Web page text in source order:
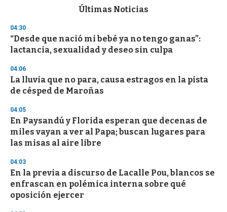
d
s
o
f
3
s
e
c
n
d
Últimas Noticias
04:30
“Desde que nació mi bebé ya no tengo ganas”:
lactancia, sexualidad y deseo sin culpa
04:06
La lluvia que no para, causa estragos en la pista
de césped de Maroñas
04:05
En Paysandú y Florida esperan que decenas de
miles vayan a ver al Papa; buscan lugares para
las misas al aire libre
04:03
En la previa a discurso de Lacalle Pou, blancos se
enfrascan en polémica interna sobre qué
oposición ejercer